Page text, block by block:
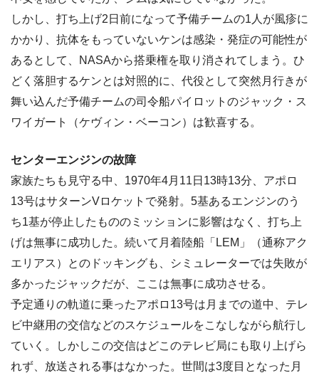
しかし、打ち上げ2日前になって予備チームの1人が風疹に
かかり、抗体をもっていないケンは感染・発症の可能性が
あるとして、NASAから搭乗権を取り消されてしまう。ひ
どく落胆するケンとは対照的に、代役として突然月行きが
舞い込んだ予備チームの司令船パイロットのジャック・ス
ワイガート（ケヴィン・ベーコン）は歓喜する。
センターエンジンの故障
家族たちも見守る中、1970年4月11日13時13分、アポロ
13号はサターンVロケットで発射。5基あるエンジンのう
ち1基が停止したもののミッションに影響はなく、打ち上
げは無事に成功した。続いて月着陸船「LEM」（通称アク
エリアス）とのドッキングも、シミュレーターでは失敗が
多かったジャックだが、ここは無事に成功させる。
予定通りの軌道に乗ったアポロ13号は月までの道中、テレ
ビ中継用の交信などのスケジュールをこなしながら航行し
ていく。しかしこの交信はどこのテレビ局にも取り上げら
れず、放送される事はなかった。世間は3度目となった月